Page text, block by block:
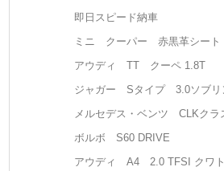
即日スピード納車
ミニ クーパー 赤黒革シート
アウディ TT クーペ 1.8T
ジャガー Sタイプ 3.0ソブリ
メルセデス・ベンツ CLKク
ボルボ S60 DRIVE
アウディ A4 2.0 TFSI クワト